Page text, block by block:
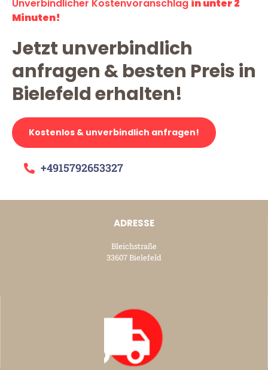
Unverbindlicher Kostenvoranschlag in unter 2
Minuten!
Jetzt unverbindlich
anfragen & besten Preis in
Bielefeld erhalten!
Kostenlos & unverbindlich anfragen!
+4915792653327
ADRESSE
Bleichstraße
33607 Bielefeld